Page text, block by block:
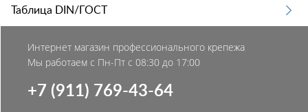
Таблица DIN/ГОСТ
Интернет магазин профессионального крепежа
Мы работаем с Пн-Пт с 08:30 до 17:00
+7 (911) 769-43-64